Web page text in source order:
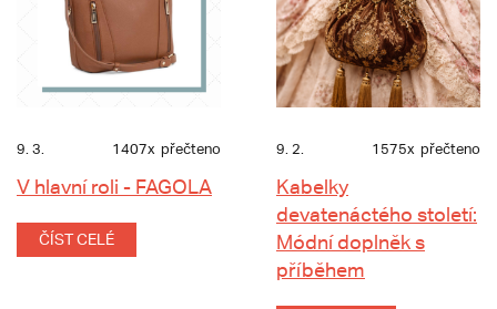
9. 3. 1407x přečteno
V hlavní roli - FAGOLA
ČÍST CELÉ
9. 2. 1575x přečteno
Kabelky
devatenáctého století:
Módní doplněk s
příběhem